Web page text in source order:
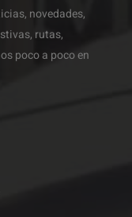
novedades,
rutas,
poco a poco en